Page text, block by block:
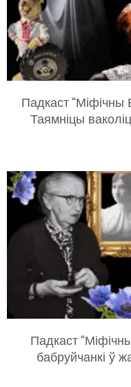
Падкаст “Міфічны
Таямніцы
Падкаст
бабруйчанкі ў